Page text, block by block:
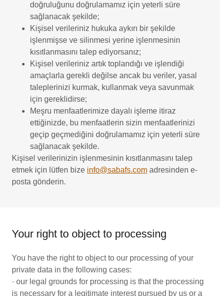
doğruluğunu doğrulamamız için yeterli süre
sağlanacak şekilde;
Kişisel verileriniz hukuka aykırı bir şekilde
işlenmişse ve silinmesi yerine işlenmesinin
kısıtlanmasını talep ediyorsanız;
Kişisel verileriniz artık toplandığı ve işlendiği
amaçlarla gerekli değilse ancak bu veriler, yasal
taleplerinizi kurmak, kullanmak veya savunmak
için gereklidirse;
Meşru menfaatlerimize dayalı işleme itiraz
ettiğinizde, bu menfaatlerin sizin menfaatlerinizi
geçip geçmediğini doğrulamamız için yeterli süre
sağlanacak şekilde.
Kişisel verilerinizin işlenmesinin kısıtlanmasını talep
etmek için lütfen bize info@sabafs.com adresinden e-
posta gönderin.
Your right to object to processing
You have the right to object to our processing of your
private data in the following cases:
· our legal grounds for processing is that the processing
is necessary for a legitimate interest pursued by us or a